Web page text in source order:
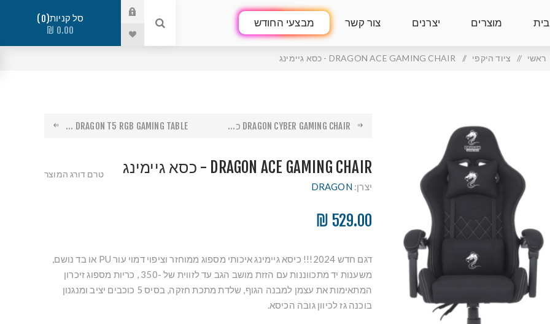
מוצרים יצרנים צור קשר מבצעי החודש סל קניות 0
0.00 ₪
ראשי / ציוד היקפי / DRAGON ACE GAMING CHAIR - כסא גיימינג
DRAGON CYBER GAMING CHAIR כ... DRAGON T5 RGB GAMING TABLE ...
DRAGON ACE GAMING CHAIR - כסא גיימינג
יצרן: DRAGON
טרם דורג המוצר
529.00 ₪
דגם חדש 2024!!! כיסא גיימינג איכותי מספוג ממוחזר וציפוי דמוי עור PU או בד נושם,
משענות יד מתכווננות עם הזזת מושב הגב עד לזווית של -350 , כריות מספוג זיכרון
המתאימות את עצמן למבנה הגוף, שלדת מתכת חזקה, בסיס 5 כוכבים יציב ומנגנון
בוכנה גז לכיוון גובה הכיסא.